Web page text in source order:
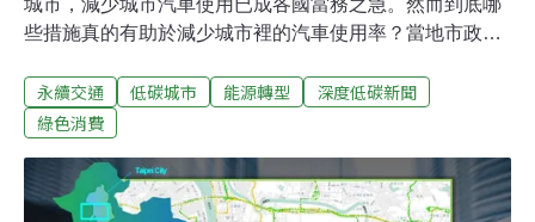
城市，減少城市汽車使用已成各國當務之急。然而到底哪
些措施真的有助於減少城市裡的汽車使用率？當地市政府
德大學永續發展研究中心（Lund University Centre for
Sustainability Studies）與德國巴登－符騰堡州交通局合
個案研究，並使用真實世界的數據，找出在歐洲城市實測
過的12項最有效減車措施。研究發現，超過75%成功減少
永續交通 低碳城市 能源轉型
深度低碳新聞
綠色消費